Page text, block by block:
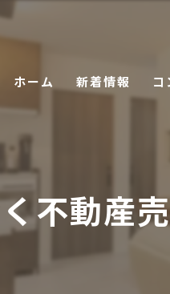
ホーム 新着情報 コ
不動産